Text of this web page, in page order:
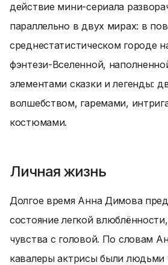
действие мини-сериала
параллельно в двух мирах: в
среднестатистическом городе
фэнтези-Вселенной,
элементами сказки и легенды:
волшебством, гаремами,
костюмами.
Личная жизнь
Долгое время Анна Димова
состояние легкой
чувства с головой. По словам
кавалеры актрисы были людьми